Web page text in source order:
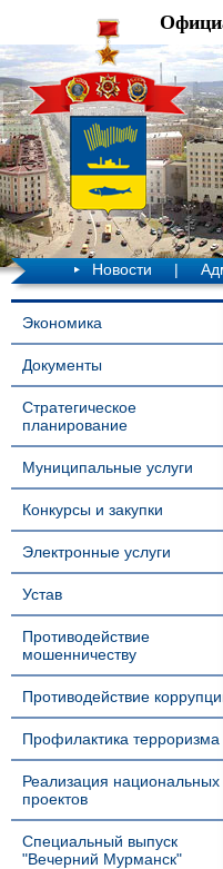
Новости |
Экономика
Документы
Стратегическое
планирование
Муниципальные услуги
Конкурсы и закупки
Электронные услуги
Устав
Противодействие
мошенничеству
Противодействие
Профилактика терроризма
Реализация национальных
проектов
Специальный выпуск
"Вечерний Мурманск"